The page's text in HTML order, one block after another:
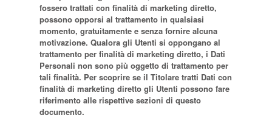
fossero trattati con finalità di marketing diretto,
possono opporsi al trattamento in qualsiasi
momento, gratuitamente e senza fornire alcuna
motivazione. Qualora gli Utenti si oppongano al
trattamento per finalità di marketing diretto, i Dati
Personali non sono più oggetto di trattamento per
tali finalità. Per scoprire se il Titolare tratti Dati con
finalità di marketing diretto gli Utenti possono fare
riferimento alle rispettive sezioni di questo
documento.